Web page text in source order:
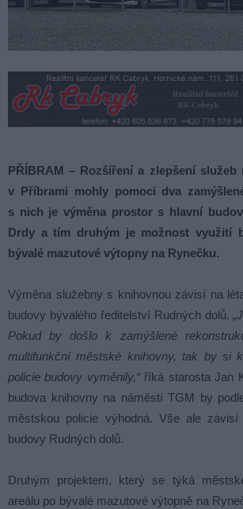
PŘÍBRAM – Rozšíření a zlepšení služeb
v Příbrami mohly pomoci dva
s nich je výměna prostor s hlavní
Drdy a tím druhým je možnost využití
bývalé mazutové výtopny na Rynečku.
Výměna služebny s knihovnou závisí na
budovy bývalého ředitelství Rudných dolů.
Pokud by došlo k zamýšlené
multifunkční městské knihovny, tak by si
policie budovy vyměnily,“říká starosta Jan
budova knihovny na náměstí TGM by
městskou policie výhodná. Vše ale
budovy Rudných dolů.
Druhým projektem, který se týká
areálu po bývalé mazutové výtopně na